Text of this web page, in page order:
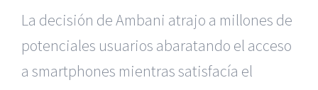
La decisión de Ambani atrajo a millones de
potenciales usuarios abaratando el acceso
a smartphones mientras satisfacía el